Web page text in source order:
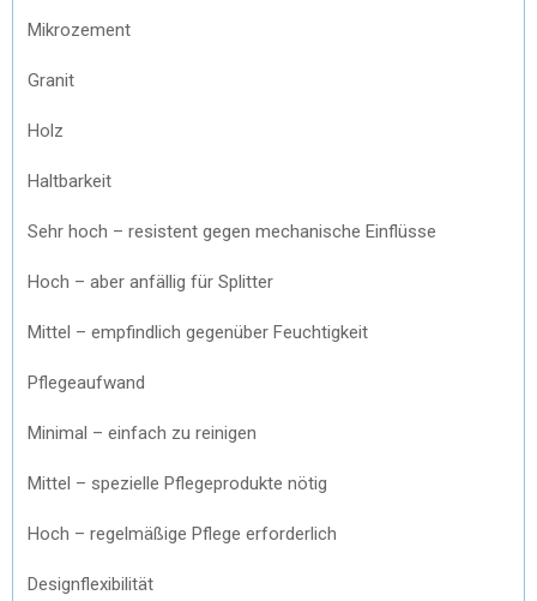
Mikrozement
Granit
Holz
Haltbarkeit
Sehr hoch – resistent gegen mechanische Einflüsse
Hoch – aber anfällig für Splitter
Mittel – empfindlich gegenüber Feuchtigkeit
Pflegeaufwand
Minimal – einfach zu reinigen
Mittel – spezielle Pflegeprodukte nötig
Hoch – regelmäßige Pflege erforderlich
Designflexibilität